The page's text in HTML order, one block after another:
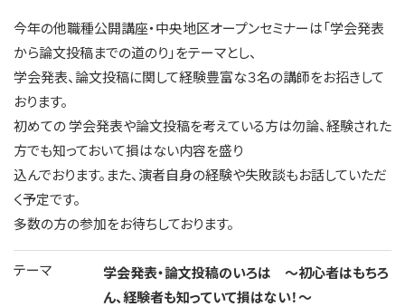
今年の他職種公開講座・中央地区オープンセミナーは「学会発表
から論文投稿までの道のり」をテーマとし、
学会発表、論文投稿に関して経験豊富な３名の講師をお招きして
おります。
初めての 学会発表や論文投稿を考えている方は勿論、経験された
方でも知っておいて損はない内容を盛り
込んでおります。また、演者自身の経験や失敗談もお話していただ
く予定です。
多数の方の参加をお待ちしております。
テーマ
学会発表・論文投稿のいろは ～初心者はもちろ
ん、経験者も知っていて損はない！～